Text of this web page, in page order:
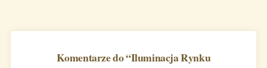
Komentarze do “Iluminacja Rynku